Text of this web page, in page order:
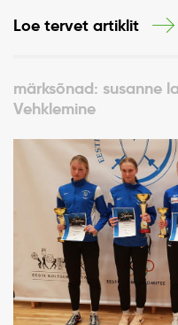
Loe tervet artiklit
märksõnad: susanne
Vehklemine